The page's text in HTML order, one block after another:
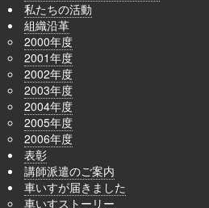
私たちの活動
組織沿革
2000年度
2001年度
2002年度
2003年度
2004年度
2005年度
2006年度
表彰
講師派遣のご案内
車いすが届きました
車いすストーリー